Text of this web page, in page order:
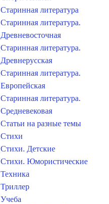
Старинная литература
Старинная литература.
Древневосточная
Старинная литература.
Древнерусская
Старинная литература.
Европейская
Старинная литература.
Средневековая
Статьи на разные темы
Стихи
Стихи. Детские
Стихи. Юмористические
Техника
Триллер
Учеба